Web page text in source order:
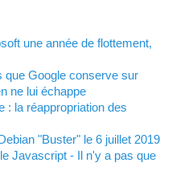
une année de flottement,
que Google conserve sur
ne lui échappe
: la réappropriation des
"Buster" le 6 juillet 2019
Javascript - Il n'y a pas que